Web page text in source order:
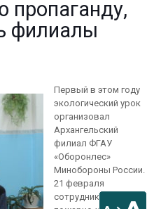
пропаганду,
филиалы
Первый в этом году
экологический урок
организовал
Архангельский
филиал ФГАУ
«Оборонлес»
Минобороны России.
21 февраля
сотрудники